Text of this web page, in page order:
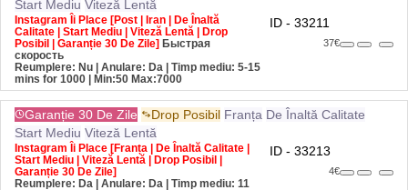
Instagram Îi Place [Post | Iran | De Înaltă
Calitate | Start Mediu | Viteză Lentă | Drop
Posibil | Garanție 30 De Zile] Быстрая
скорость
Reumplere: Nu | Anulare: Da | Timp mediu: 5-15
mins for 1000 | Min:50 Max:7000
37€
Garanție 30 De Zile Drop Posibil Franța De Înaltă Calitate
Start Mediu Viteză Lentă
Instagram Îi Place [Franța | De Înaltă Calitate |
Start Mediu | Viteză Lentă | Drop Posibil |
Garanție 30 De Zile]
Reumplere: Da | Anulare: Da | Timp mediu: 11
hours 42 minutes for 1000 | Min:20 Max:2000
4€